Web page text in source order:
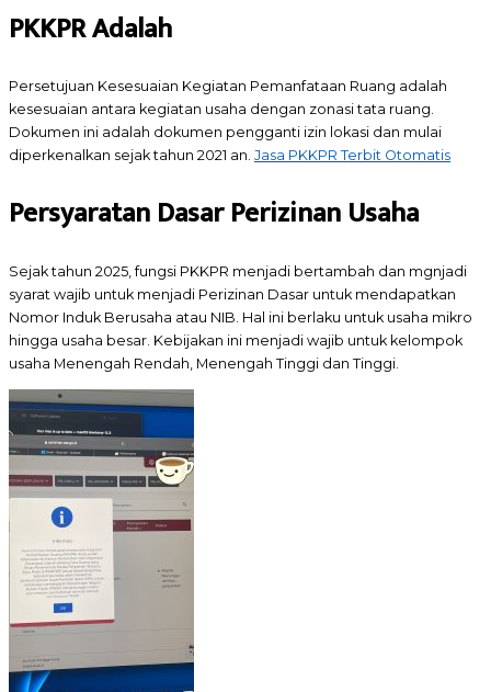
PKKPR Adalah
Persetujuan Kesesuaian Kegiatan Pemanfataan Ruang adalah
kesesuaian antara kegiatan usaha dengan zonasi tata ruang.
Dokumen ini adalah dokumen pengganti izin lokasi dan mulai
diperkenalkan sejak tahun 2021 an. Jasa PKKPR Terbit Otomatis
Persyaratan Dasar Perizinan Usaha
Sejak tahun 2025, fungsi PKKPR menjadi bertambah dan mgnjadi
syarat wajib untuk menjadi Perizinan Dasar untuk mendapatkan
Nomor Induk Berusaha atau NIB. Hal ini berlaku untuk usaha mikro
hingga usaha besar. Kebijakan ini menjadi wajib untuk kelompok
usaha Menengah Rendah, Menengah Tinggi dan Tinggi.